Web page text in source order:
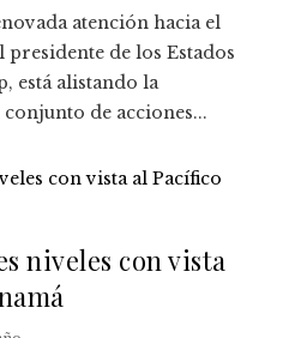
atención hacia el
de los Estados
está alistando la
de acciones...
niveles con vista